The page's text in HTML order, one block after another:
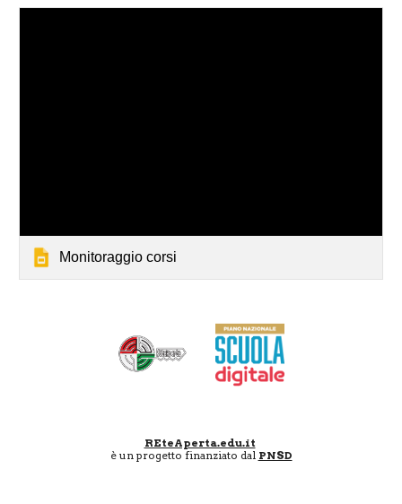
Monitoraggio corsi
REteAperta.edu.it
è un progetto finanziato dal PNSD